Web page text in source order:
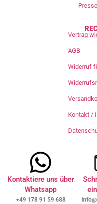
Presse
Vertrag
AGB
Widerruf
Kontakt /
Kontaktiere uns über
Whatsapp
+49 178 91 59 688